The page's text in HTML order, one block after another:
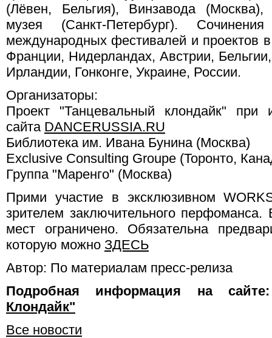
(Лёвен, Бельгия), Винзавода
музея (Санкт-Петербург).
международных фестивалей и проектов
Франции, Нидерландах, Австрии,
Ирландии, Гонконге, Украине, России.
Организаторы:
Проект "Танцевальный клондайк" при
сайта DANCERUSSIA.RU
Библиотека им. Ивана Бунина (Москва)
Exclusive Consulting Groupe (Торонто,
Группа "Маренго" (Москва)
Прими участие в эксклюзивном
зрителем заключительного
мест ограничено. Обязательна
которую можно ЗДЕСЬ
Автор: По материалам пресс-релиза
Подробная информация на
Клондайк"
Все новости